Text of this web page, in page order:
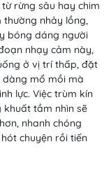
rừng sâu hay chim
thường nhảy lồng,
bóng dáng người
nhạy cảm này,
ở vị trí thấp, đặt
dàng mổ mồi mà
lực. Việc trùm kín
khuất tầm nhìn sẽ
nhanh chóng
chuyện rồi tiến